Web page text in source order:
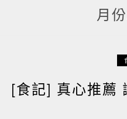
月
[食記] 真心推薦